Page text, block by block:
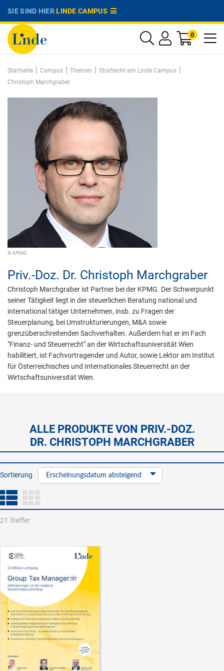
SIE SIND HIERLINDE CAMPUS
0
Startseite | Campus | Themen | Strafrecht am Linde Campus |
Christoph Marchgraber
© KPMG
Priv.-Doz. Dr. Christoph Marchgraber
Christoph Marchgraber ist Partner bei der KPMG. Der Schwerpunkt
seiner Tätigkeit liegt in der steuerlichen Beratung national und
international tätiger Unternehmen, insb. zu Fragen der
Steuerplanung, bei Umstrukturierungen, M&A sowie
grenzüberschreitenden Sachverhalten. Außerdem hat er im Fach
"Finanz- und Steuerrecht" an der Wirtschaftsuniversität Wien
habilitiert, ist Fachvortragender und Autor, sowie Lektor am Institut
für Österreichisches und Internationales Steuerrecht an der
Wirtschaftsuniversität Wien.
ALLE PRODUKTE VON PRIV.-DOZ.
DR. CHRISTOPH MARCHGRABER
Sortierung Erscheinungsdatum absteigend
21 Treffer